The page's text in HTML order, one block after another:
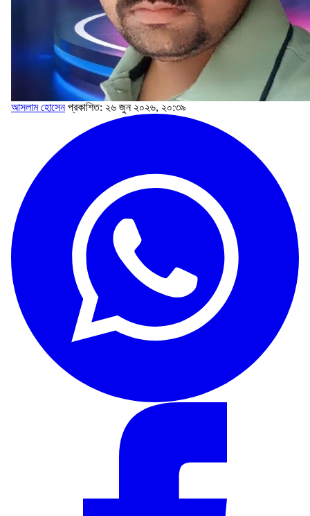
আসলাম হোসেন প্রকাশিত: ২৬ জুন ২০২৬, ২০:৩৯